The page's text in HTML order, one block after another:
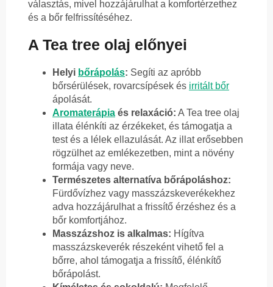
választás, mivel hozzájárulhat a komfortérzethez
és a bőr felfrissítéséhez.
A Tea tree olaj előnyei
Helyi bőrápolás: Segíti az apróbb
bőrsérülések, rovarcsípések és irritált bőr
ápolását.
Aromaterápia és relaxáció: A Tea tree olaj
illata élénkíti az érzékeket, és támogatja a
test és a lélek ellazulását. Az illat erősebben
rögzülhet az emlékezetben, mint a növény
formája vagy neve.
Természetes alternatíva bőrápoláshoz:
Fürdővízhez vagy masszázskeverékekhez
adva hozzájárulhat a frissítő érzéshez és a
bőr komfortjához.
Masszázshoz is alkalmas: Hígítva
masszázskeverék részeként vihető fel a
bőrre, ahol támogatja a frissítő, élénkítő
bőrápolást.